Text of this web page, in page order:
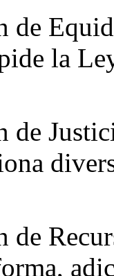
de
la
de
de